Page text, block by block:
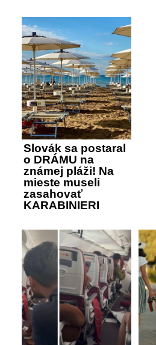
Slovák sa postaral
o DRÁMU na
známej pláži! Na
mieste museli
zasahovať
KARABINIERI